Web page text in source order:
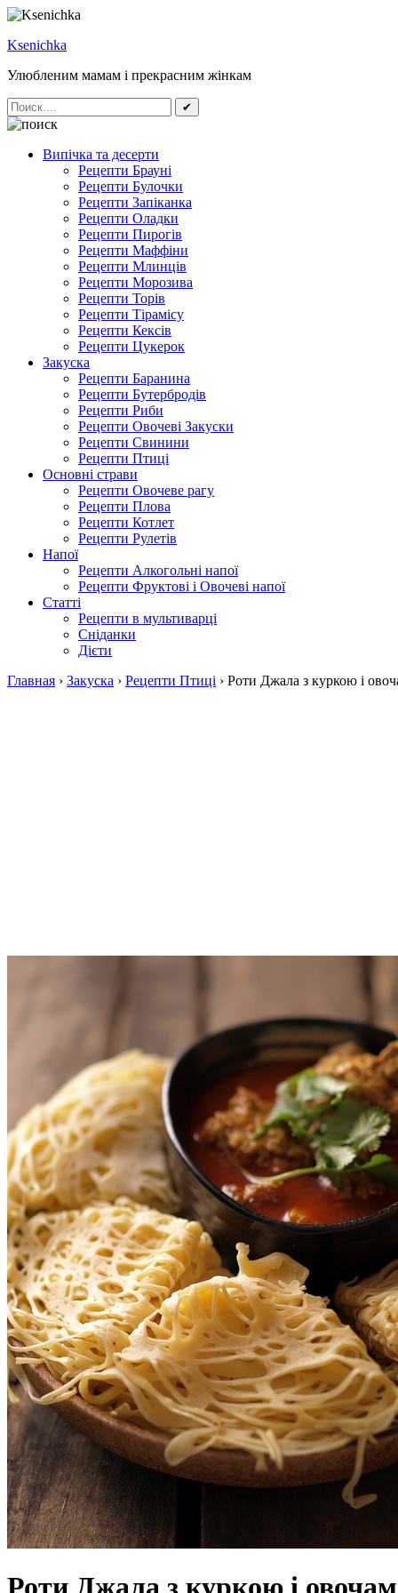
Ksenichka
Улюбленим мамам і прекрасним жінкам
✔
Випічка та десерти
Рецепти Брауні
Рецепти Булочки
Рецепти Запіканка
Рецепти Оладки
Рецепти Пирогів
Рецепти Маффіни
Рецепти Млинців
Рецепти Морозива
Рецепти Торів
Рецепти Тірамісу
Рецепти Кексів
Рецепти Цукерок
Закуска
Рецепти Баранина
Рецепти Бутербродів
Рецепти Риби
Рецепти Овочеві Закуски
Рецепти Свинини
Рецепти Птиці
Основні страви
Рецепти Овочеве рагу
Рецепти Плова
Рецепти Котлет
Рецепти Рулетів
Напої
Рецепти Алкогольні напої
Рецепти Фруктові і Овочеві напої
Статті
Рецепти в мультиварці
Сніданки
Дієти
Главная › Закуска › Рецепти Птиці › Роти Джала з куркою і